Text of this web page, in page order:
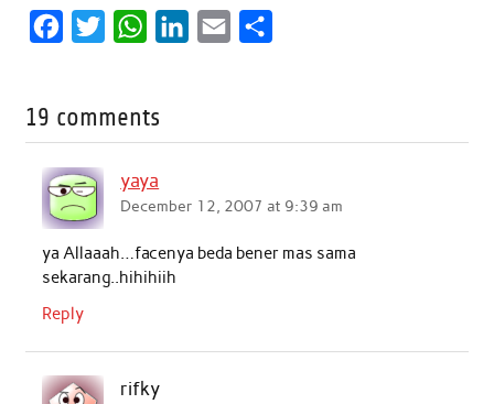
e
o
o
k
t
W
t
A
p
n
19 comments
yaya
December 12, 2007 at 9:39 am
ya Allaaah…facenya beda bener mas sama
sekarang..hihihiih
Reply
rifky